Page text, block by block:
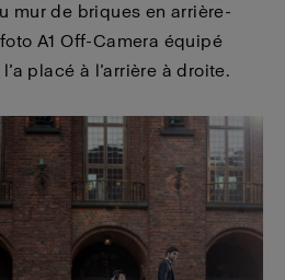
mur de briques en arrière-
A1 Off-Camera équipé
placé à l’arrière à droite.